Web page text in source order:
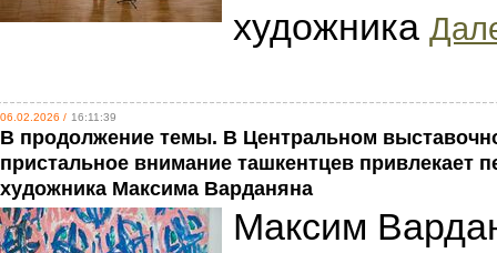
художника
06.02.2026 / 16:11:39
В продолжение темы. В Центральном
пристальное внимание ташкентцев привлекает
художника Максима Варданяна
Максим